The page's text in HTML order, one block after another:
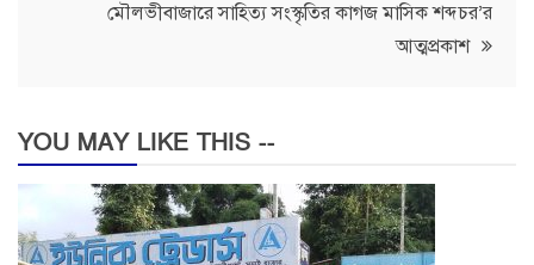
মৌলভীবাজারে সাহিত্য সংস্কৃতির কাগজ মাসিক শব্দচর’র
আত্মপ্রকাশ
YOU MAY LIKE THIS --